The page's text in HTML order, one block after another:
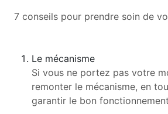
7 conseils pour prendre soin de
Le mécanisme
Si vous ne portez pas votre
remonter le mécanisme, en
garantir le bon